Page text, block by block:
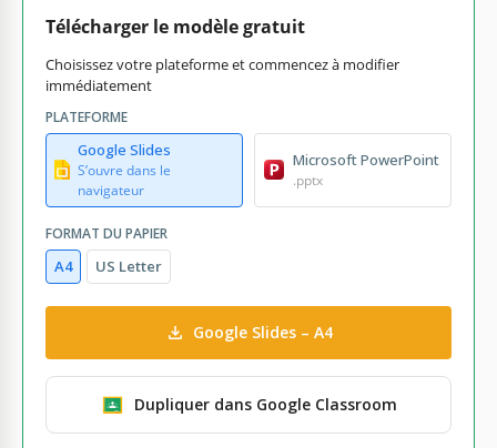
Télécharger le modèle gratuit
Choisissez votre plateforme et commencez à modifier
immédiatement
PLATEFORME
Google Slides
S’ouvre dans le
navigateur
Microsoft PowerPoint
.pptx
FORMAT DU PAPIER
A4 US Letter
Google Slides – A4
Dupliquer dans Google Classroom